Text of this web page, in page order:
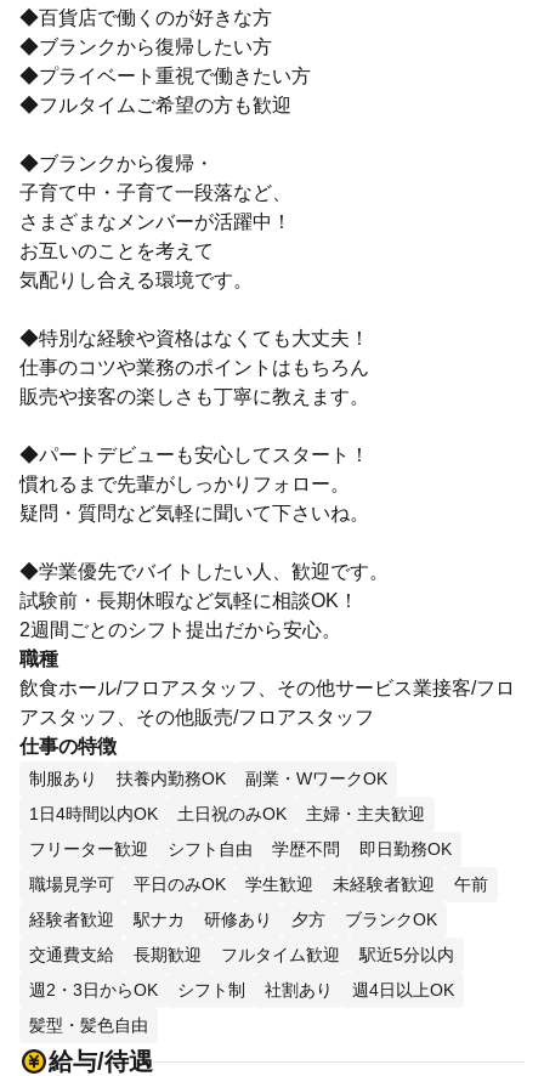
◆百貨店で働くのが好きな方
◆ブランクから復帰したい方
◆プライベート重視で働きたい方
◆フルタイムご希望の方も歓迎
◆ブランクから復帰・
子育て中・子育て一段落など、
さまざまなメンバーが活躍中！
お互いのことを考えて
気配りし合える環境です。
◆特別な経験や資格はなくても大丈夫！
仕事のコツや業務のポイントはもちろん
販売や接客の楽しさも丁寧に教えます。
◆パートデビューも安心してスタート！
慣れるまで先輩がしっかりフォロー。
疑問・質問など気軽に聞いて下さいね。
◆学業優先でバイトしたい人、歓迎です。
試験前・長期休暇など気軽に相談OK！
2週間ごとのシフト提出だから安心。
職種
飲食ホール/フロアスタッフ、その他サービス業接客/フロ
アスタッフ、その他販売/フロアスタッフ
仕事の特徴
制服あり 扶養内勤務OK
副業・WワークOK
1日4時間以内OK
土日祝のみOK
主婦・主夫歓迎
フリーター歓迎
シフト自由 学歴不問
即日勤務OK
職場見学可
平日のみOK 学生歓迎 未経験者歓迎
午前
経験者歓迎
駅ナカ 研修あり 夕方
ブランクOK
交通費支給
長期歓迎 フルタイム歓迎
駅近5分以内
週2・3日からOK
シフト制 社割あり
週4日以上OK
髪型・髪色自由
給与/待遇